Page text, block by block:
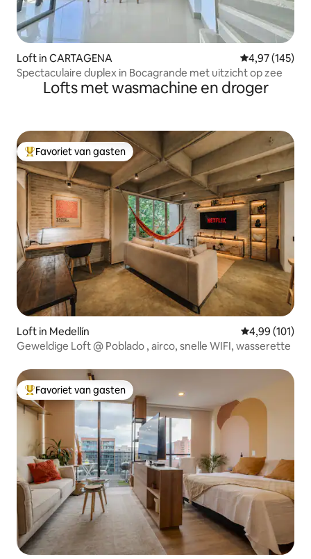
Loft in CARTAGENA Gemiddelde
4,97 (145)
Spectaculaire duplex in Bocagrande met uitzicht op zee
Lofts met wasmachine en droger
Topfavoriet van gasten
Favoriet van gasten
Loft in Medellín Gemiddelde
4,99 (101)
Geweldige Loft @ Poblado , airco, snelle WIFI, wasserette
Topfavoriet van gasten
Favoriet van gasten